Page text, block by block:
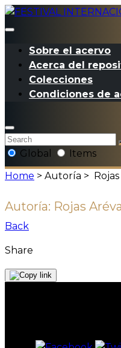
Sobre el acervo
Acerca del
Colecciones
Condiciones de
Global
Items
Home > Autoría >
Autoría: Rojas
Back
Share